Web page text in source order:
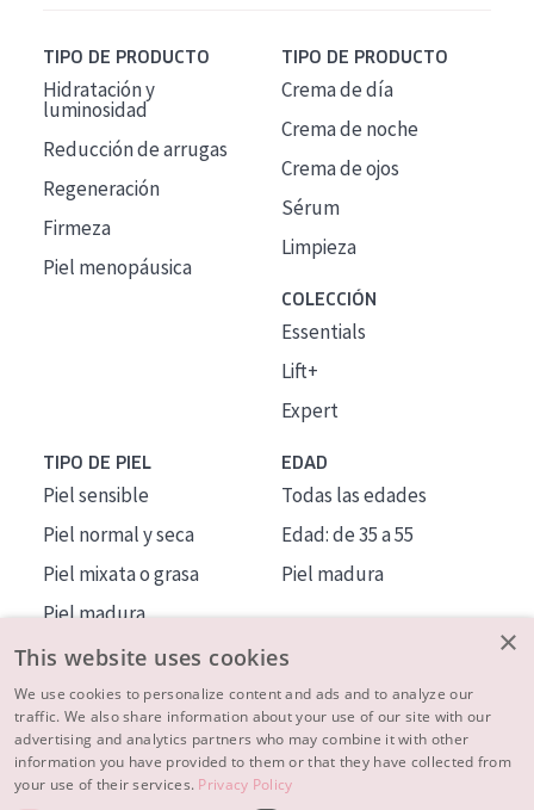
TIPO DE PRODUCTO
Hidratación y
luminosidad
Reducción de arrugas
Regeneración
Firmeza
Piel menopáusica
TIPO DE PRODUCTO
Crema de día
Crema de noche
Crema de ojos
Sérum
Limpieza
COLECCIÓN
Essentials
Lift+
Expert
TIPO DE PIEL
Piel sensible
Piel normal y seca
Piel mixata o grasa
Piel madura
Piel expuesta al sol
Piel menopáusica
EDAD
Todas las edades
Edad: de 35 a 55
Piel madura
MÁS SOBRE NOSOTROS
INSPIRACIÓN
×
This website uses cookies
We use cookies to personalize content and ads and to analyze our
traffic. We also share information about your use of our site with our
advertising and analytics partners who may combine it with other
information you have provided to them or that they have collected from
your use of their services. Privacy Policy